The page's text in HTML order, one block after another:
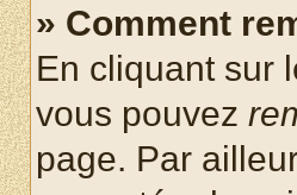
» Comment
En cliquant sur
vous pouvez
page. Par